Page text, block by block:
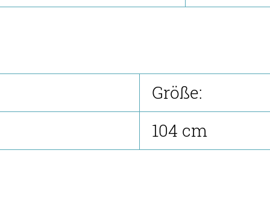
Größe:
104 cm